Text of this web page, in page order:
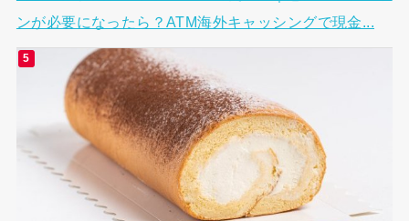
ンが必要になったら？ATM海外キャッシングで現金...